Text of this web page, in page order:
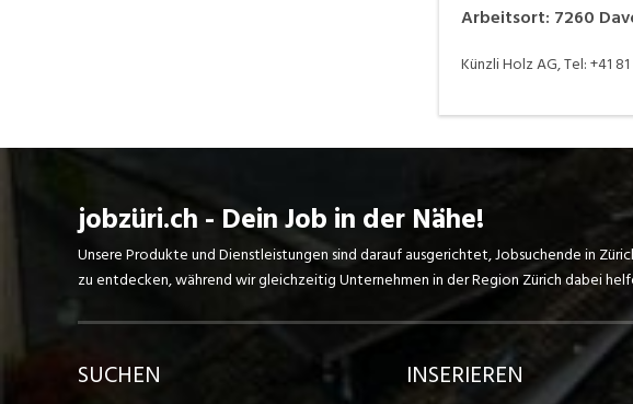
Arbeitsort: 7260
Künzli Holz AG, Tel: +41
jobzüri.ch - Dein Job in der Nähe!
Unsere Produkte und Dienstleistungen sind darauf ausgerichtet, Jobsuchende in
zu entdecken, während wir gleichzeitig Unternehmen in der Region Zürich dabei
SUCHEN INSERIEREN